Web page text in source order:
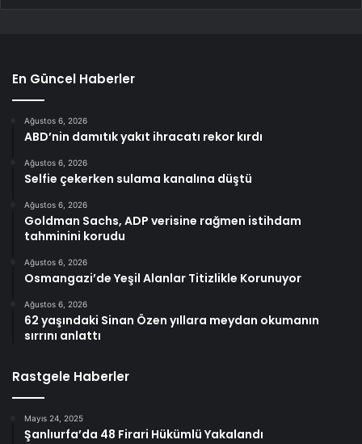
En Güncel Haberler
Ağustos 6, 2026
ABD’nin damıtık yakıt ihracatı rekor kırdı
Ağustos 6, 2026
Selfie çekerken sulama kanalına düştü
Ağustos 6, 2026
Goldman Sachs, ADP verisine rağmen istihdam
tahminini korudu
Ağustos 6, 2026
Osmangazi’de Yeşil Alanlar Titizlikle Korunuyor
Ağustos 6, 2026
62 yaşındaki Sinan Özen yıllara meydan okumanın
sırrını anlattı
Rastgele Haberler
Mayıs 24, 2025
Şanlıurfa’da 48 Firari Hükümlü Yakalandı